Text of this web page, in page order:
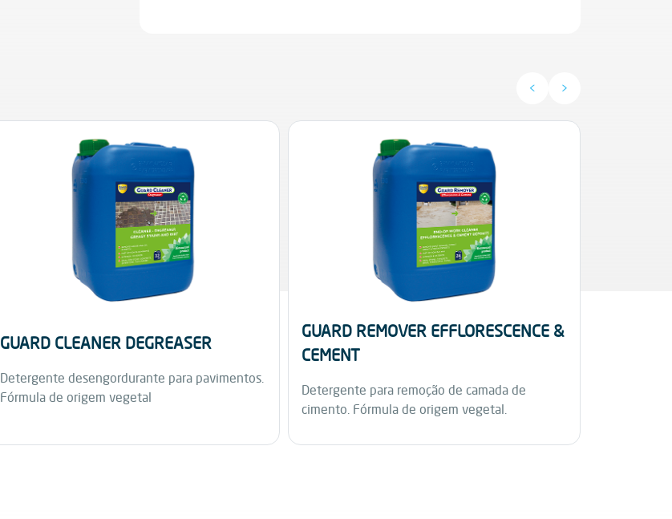
< >
GUARD CLEANER DEGREASER
Detergente desengordurante para pavimentos.
Fórmula de origem vegetal
GUARD REMOVER EFFLORESCENCE &
CEMENT
Detergente para remoção de camada de
cimento. Fórmula de origem vegetal.